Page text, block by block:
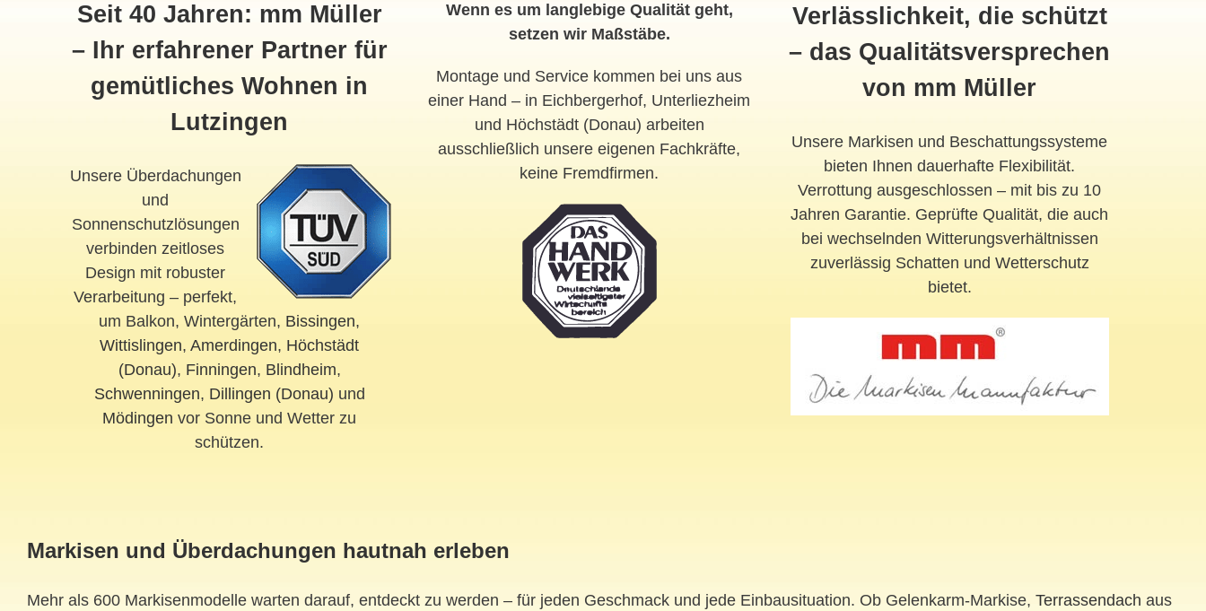
Seit 40 Jahren: mm Müller
– Ihr erfahrener Partner für
gemütliches Wohnen in
Lutzingen
Unsere Überdachungen
und
Sonnenschutzlösungen
verbinden zeitloses
Design mit robuster
Verarbeitung – perfekt,
um Balkon, Wintergärten, Bissingen,
Wittislingen,Amerdingen, Höchstädt
(Donau), Finningen, Blindheim,
Schwenningen, Dillingen (Donau) und
Mödingen vor Sonne und Wetter zu
schützen.
Wenn es um langlebige Qualität geht,
setzen wir Maßstäbe.
Montage und Service kommen bei uns aus
einer Hand – in Eichbergerhof, Unterliezheim
und Höchstädt (Donau) arbeiten
ausschließlich unsere eigenen Fachkräfte,
keine Fremdfirmen.
Verlässlichkeit, die schützt
– das Qualitätsversprechen
von mm Müller
Unsere Markisen und Beschattungssysteme
bieten Ihnen dauerhafte Flexibilität.
Verrottung ausgeschlossen – mit bis zu 10
Jahren Garantie. Geprüfte Qualität, die auch
bei wechselnden Witterungsverhältnissen
zuverlässig Schatten und Wetterschutz
bietet.
Markisen und Überdachungen hautnah erleben
Mehr als 600 Markisenmodelle warten darauf, entdeckt zu werden – für jeden Geschmack und jede Einbausituation. Ob Gelenkarm-Markise, Terrassendach aus